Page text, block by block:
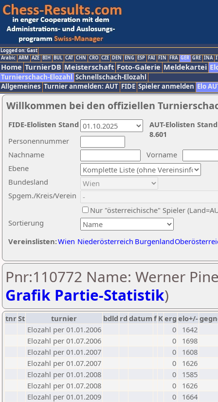
Logged on: Gast
Arabic ARM AZE BIH BUL CAT CHN CRO CZE DEN ENG ESP FAI FIN FRA GER GRE INA
Home TurnierDB Meisterschaft Foto-Galerie Meldekartei
Turnierschach-Elozahl Schnellschach-Elozahl
Allgemeines Turnier anmelden: AUT FIDE Spieler anmelden Elo
Willkommen bei den offiziellen
Nachname
Vorname
Ebene
Sortierung
Personennummer
Bundesland
Spgem./Kreis/Verein
Nur "österreichische" Spieler
Vereinslisten:Wien Niederösterreich Burgenland
AUT-Elolisten
8.601
FIDE-Elolisten Stand
Pnr:110772 Name: Werner
Grafik Partie-Statistik)
tnrSt turnier bdld rd datumf Kerg elo+/-
Elozahl per 01.01.2006
0
1642
Elozahl per 01.07.2006
0
1698
Elozahl per 01.01.2007
0
1608
Elozahl per 01.07.2007
0
1626
Elozahl per 01.01.2008
0
1585
Elozahl per 01.07.2008
0
1626
Elozahl per 01.01.2009
0
1664